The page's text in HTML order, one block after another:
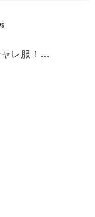
求！着るだけオシャレ服！！【しまむら】の「ボアポンチョ」は必見！